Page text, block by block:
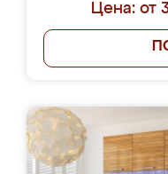
Цена: от